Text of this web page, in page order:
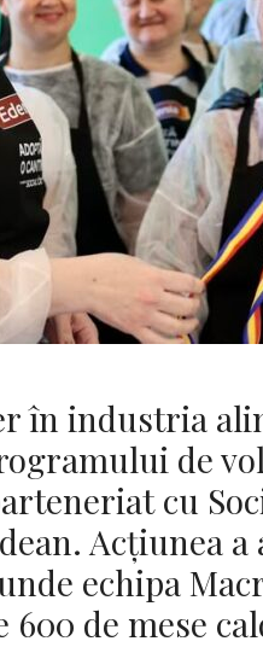
în industria
de
cu
Acțiunea
echipa
600 de mese